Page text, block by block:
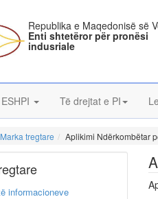
Republika e Maqedonisë së
Enti shtetëror për pronësi
indusriale
Të drejtat e PI
Marka tregtare Aplikimi Ndërkombëtar
informacioneve